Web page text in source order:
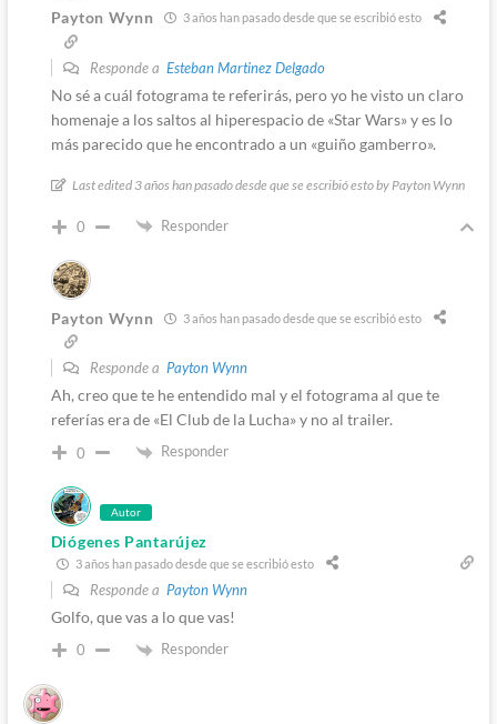
Payton Wynn 3 años han pasado desde que se escribió esto
Responde a Esteban Martinez Delgado
No sé a cuál fotograma te referirás, pero yo he visto un claro
homenaje a los saltos al hiperespacio de «Star Wars» y es lo
más parecido que he encontrado a un «guiño gamberro».
Last edited 3 años han pasado desde que se escribió esto by Payton Wynn
0 Responder
Payton Wynn 3 años han pasado desde que se escribió esto
Responde a Payton Wynn
Ah, creo que te he entendido mal y el fotograma al que te
referías era de «El Club de la Lucha» y no al trailer.
0 Responder
Autor
Diógenes Pantarújez
3 años han pasado desde que se escribió esto
Responde a Payton Wynn
Golfo, que vas a lo que vas!
0 Responder